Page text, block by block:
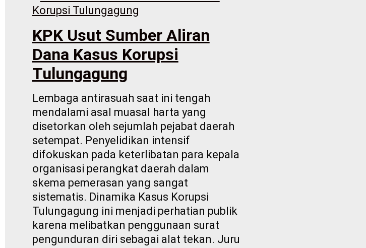
KPK Usut Sumber Aliran
Dana Kasus Korupsi
Tulungagung
Lembaga antirasuah saat ini tengah
mendalami asal muasal harta yang
disetorkan oleh sejumlah pejabat daerah
setempat. Penyelidikan intensif
difokuskan pada keterlibatan para kepala
organisasi perangkat daerah dalam
skema pemerasan yang sangat
sistematis. Dinamika Kasus Korupsi
Tulungagung ini menjadi perhatian publik
karena melibatkan penggunaan surat
pengunduran diri sebagai alat tekan. Juru